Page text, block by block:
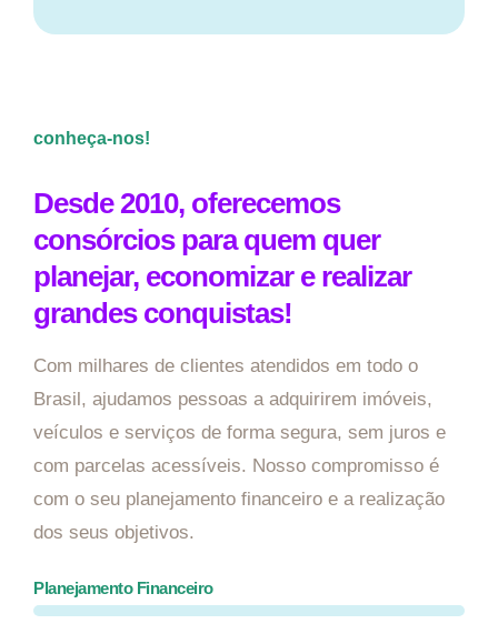
conheça-nos!
Desde 2010, oferecemos
consórcios para quem quer
planejar, economizar e realizar
grandes conquistas!
Com milhares de clientes atendidos em todo o
Brasil, ajudamos pessoas a adquirirem imóveis,
veículos e serviços de forma segura, sem juros e
com parcelas acessíveis. Nosso compromisso é
com o seu planejamento financeiro e a realização
dos seus objetivos.
Planejamento Financeiro